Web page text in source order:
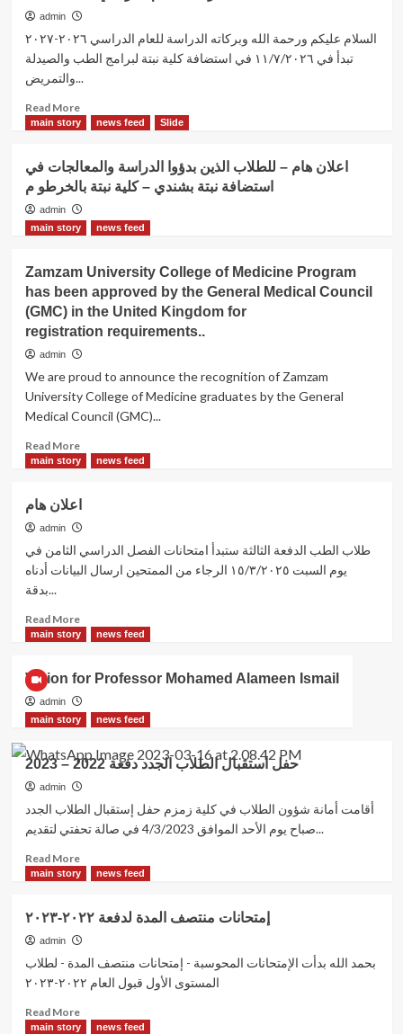
admin
السلام عليكم ورحمة الله وبركاته الدراسة للعام الدراسي ٢٠٢٦-٢٠٢٧
تبدأ في ١١/٧/٢٠٢٦ في استضافة كلية نبتة لبرامج الطب والصيدلة
والتمريض...
Read MoreRead
more
للعام
الدراسي
main story news feed Slide
اعلان هام – للطلاب الذين بدؤوا الدراسة والمعالجات في
استضافة نبتة بشندي – كلية نبتة بالخرطو م
admin
main story
news feed
Zamzam University College of Medicine Program
has been approved by the General Medical Council
(GMC) in the United Kingdom for
registration requirements..
admin
We are proud to announce the recognition of Zamzam
University College of Medicine graduates by the General
Medical Council (GMC)...
Read MoreRead
more
University
College
Medicine
Program
approved
General
Medical
Council
in
the
United
Kingdom
for
registration requirements..
main story news feed
اعلان هام
admin
طلاب الطب الدفعة الثالثة ستبدأ امتحانات الفصل الدراسي الثامن في
يوم السبت ١٥/٣/٢٠٢٥ الرجاء من الممتحين ارسال البيانات أدناه
بدقة...
Read MoreRead
more
هام
main story news feed
Vision for Professor Mohamed Alameen Ismail
admin
main story
news feed
حفل استقبال الطلاب الجدد دفعة 2022 – 2023
admin
أقامت أمانة شؤون الطلاب في كلية زمزم حفل إستقبال الطلاب الجدد
صباح يوم الأحد الموافق 4/3/2023 في صالة تحفتي لتقديم...
Read MoreRead
more
استقبال
الطلاب
الجدد
دفعة
main story news feed
إمتحانات منتصف المدة لدفعة ٢٠٢٢-٢٠٢٣
admin
بحمد الله بدأت الإمتحانات المحوسبة - إمتحانات منتصف المدة - لطلاب
المستوى الأول قبول العام ٢٠٢٢-٢٠٢٣
Read MoreRead
more
main story news feed